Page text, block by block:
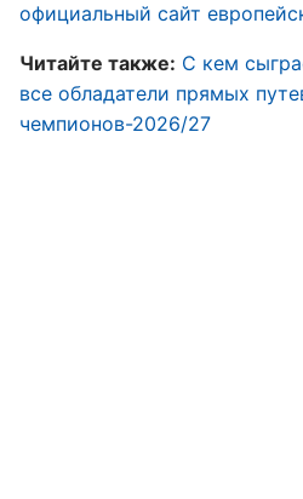
официальный сайт
Читайте также: С кем
все обладатели прямых
чемпионов-2026/27